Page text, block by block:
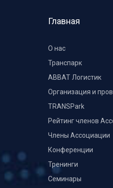
Главная
О нас
Транспарк
ABBAT Логистик
Организация и
TRANSPark
Рейтинг членов
Члены Ассоциации
Конференции
Тренинги
Семинары